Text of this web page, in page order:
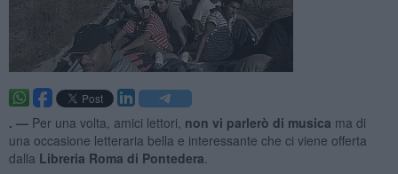
. — Per una volta, amici lettori, non vi parlerò di musica ma di
una occasione letteraria bella e interessante che ci viene offerta
dalla Libreria Roma di Pontedera